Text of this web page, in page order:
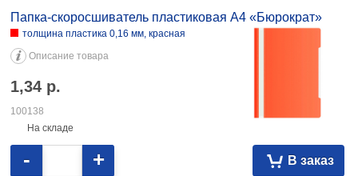
Папка-скоросшиватель пластиковая А4 «Бюрократ»
толщина пластика 0,16 мм, красная
Описание товара
1,34 р.
100138
На складе
В заказ
- +